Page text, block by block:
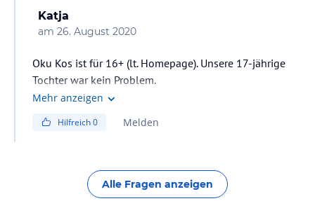
Katja
am 26. August 2020
Oku Kos ist für 16+ (lt. Homepage). Unsere 17-jährige
Tochter war kein Problem.
Mehr anzeigen
Hilfreich0 Melden
Alle Fragen anzeigen